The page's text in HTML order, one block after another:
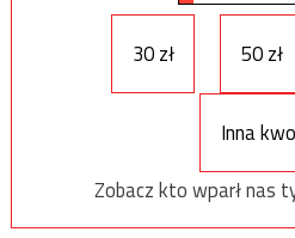
30 zł 50 zł
Inna
Zobacz kto wparł nas